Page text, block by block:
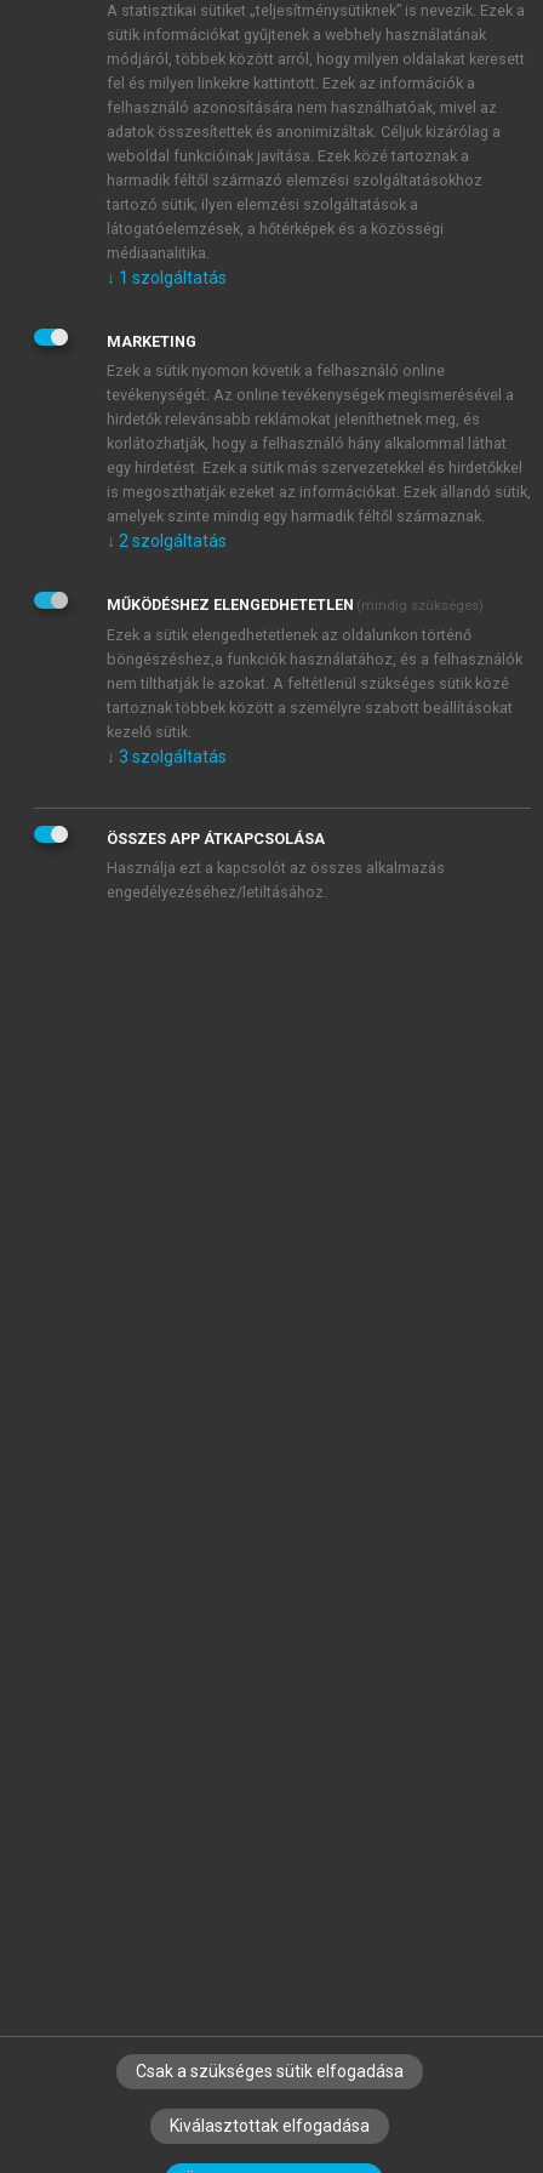
ÚJ FIÓK LÉTREHOZÁSA
1 óra díjmentes hozzáférés
E-MAIL-CÍM
JELSZÓ
JELSZÓ ÚJRA
Kérek értesítést a MeRSZ újdonságairól, akcióiról.
Kérek értesítést az Akadémiai Kiadó Zrt. újdonságairól,
Adatkezelési tájékoztatóbanfoglaltakat tudomásul
veszem és elfogadom.
Általános vásárlási feltételeket, valamint a szotar.netés a
mersz.huoldalak licencszerződéseiben foglaltakat
tudomásul veszem és elfogadom.
KIPRÓBÁLOM
SZERZŐKNEK CÉGEKNEK KÖNYVTÁROSOKNAK
SZERKESZTÉSI ÉS LEKTORÁLÁSI ALAPELVEK
A statisztikai sütiket „teljesítménysütiknek” is nevezik. Ezek a
sütik információkat gyűjtenek a webhely használatának
módjáról, többek között arról, hogy milyen oldalakat keresett
fel és milyen linkekre kattintott. Ezek az információk a
felhasználó azonosítására nem használhatóak, mivel az
adatok összesítettek és anonimizáltak. Céljuk kizárólag a
weboldal funkcióinak javítása. Ezek közé tartoznak a
harmadik féltől származó elemzési szolgáltatásokhoz
tartozó sütik; ilyen elemzési szolgáltatások a
látogatóelemzések, a hőtérképek és a közösségi
médiaanalitika.
↓ 1 szolgáltatás
MARKETING
Ezek a sütik nyomon követik a felhasználó online
tevékenységét. Az online tevékenységek megismerésével a
hirdetők relevánsabb reklámokat jeleníthetnek meg, és
korlátozhatják, hogy a felhasználó hány alkalommal láthat
egy hirdetést. Ezek a sütik más szervezetekkel és hirdetőkkel
is megoszthatják ezeket az információkat. Ezek állandó sütik,
amelyek szinte mindig egy harmadik féltől származnak.
↓ 2 szolgáltatás
MŰKÖDÉSHEZ ELENGEDHETETLEN (mindig szükséges)
Ezek a sütik elengedhetetlenek az oldalunkon történő
böngészéshez,a funkciók használatához, és a felhasználók
nem tilthatják le azokat. A feltétlenül szükséges sütik közé
tartoznak többek között a személyre szabott beállításokat
kezelő sütik.
↓ 3 szolgáltatás
ÖSSZES APP ÁTKAPCSOLÁSA
Használja ezt a kapcsolót az összes alkalmazás
engedélyezéséhez/letiltásához.
Csak a szükséges sütik elfogadása
Kiválasztottak elfogadása